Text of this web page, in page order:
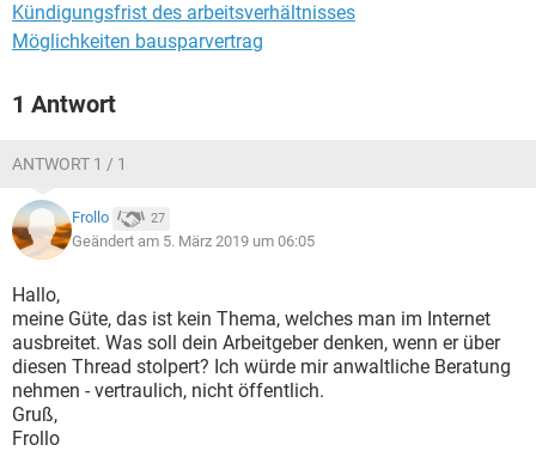
Kündigungsfrist des arbeitsverhältnisses
Möglichkeiten bausparvertrag
1 Antwort
ANTWORT 1 / 1
Frollo 27
Geändert am 5. März 2019 um 06:05
Hallo,
meine Güte, das ist kein Thema, welches man im Internet
ausbreitet. Was soll dein Arbeitgeber denken, wenn er über
diesen Thread stolpert? Ich würde mir anwaltliche Beratung
nehmen - vertraulich, nicht öffentlich.
Gruß,
Frollo